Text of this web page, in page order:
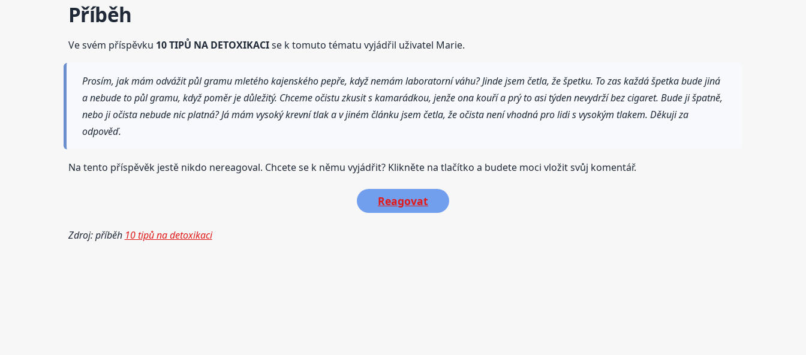
Příběh
Ve svém příspěvku 10 TIPŮ NA DETOXIKACIse k tomuto tématu vyjádřil uživatel Marie.
Prosím, jak mám odvážit půl gramu mletého kajenského pepře, když nemám laboratorní váhu? Jinde jsem četla, že špetku. To zas každá špetka bude jiná
a nebude to půl gramu, když poměr je důležitý. Chceme očistu zkusit s kamarádkou, jenže ona kouří a prý to asi týden nevydrží bez cigaret. Bude ji špatně,
nebo ji očista nebude nic platná? Já mám vysoký krevní tlak a v jiném článku jsem četla, že očista není vhodná pro lidi s vysokým tlakem. Děkuji za
odpověď.
Na tento příspěvěk jestě nikdo nereagoval. Chcete se k němu vyjádřit? Klikněte na tlačítko a budete moci vložit svůj komentář.
Reagovat
Zdroj: příběh 10 tipů na detoxikaci